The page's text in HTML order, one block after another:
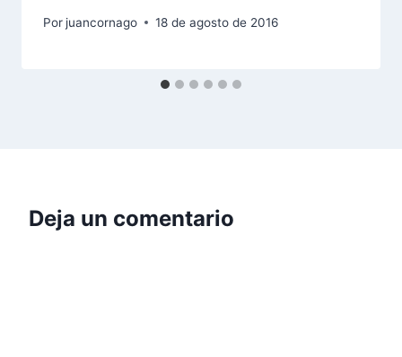
Por juancornago 18 de agosto de 2016
Deja un comentario